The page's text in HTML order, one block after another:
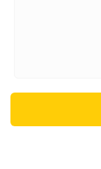
Политика